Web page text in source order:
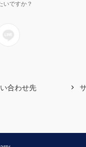
いですか？
合わせ先